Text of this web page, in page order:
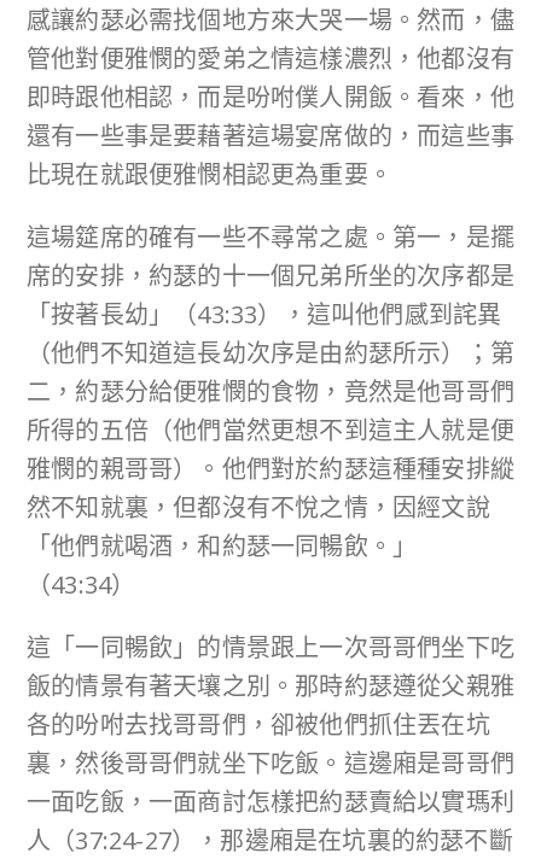
感讓約瑟必需找個地方來大哭一場。然而，儘
管他對便雅憫的愛弟之情這樣濃烈，他都沒有
即時跟他相認，而是吩咐僕人開飯。看來，他
還有一些事是要藉著這場宴席做的，而這些事
比現在就跟便雅憫相認更為重要。
這場筵席的確有一些不尋常之處。第一，是擺
席的安排，約瑟的十一個兄弟所坐的次序都是
「按著長幼」（43:33），這叫他們感到詫異
（他們不知道這長幼次序是由約瑟所示）；第
二，約瑟分給便雅憫的食物，竟然是他哥哥們
所得的五倍（他們當然更想不到這主人就是便
雅憫的親哥哥）。他們對於約瑟這種種安排縱
然不知就裏，但都沒有不悅之情，因經文說
「他們就喝酒，和約瑟一同暢飲。」
（43:34）
這「一同暢飲」的情景跟上一次哥哥們坐下吃
飯的情景有著天壤之別。那時約瑟遵從父親雅
各的吩咐去找哥哥們，卻被他們抓住丟在坑
裏，然後哥哥們就坐下吃飯。這邊廂是哥哥們
一面吃飯，一面商討怎樣把約瑟賣給以實瑪利
人（37:24-27），那邊廂是在坑裏的約瑟不斷